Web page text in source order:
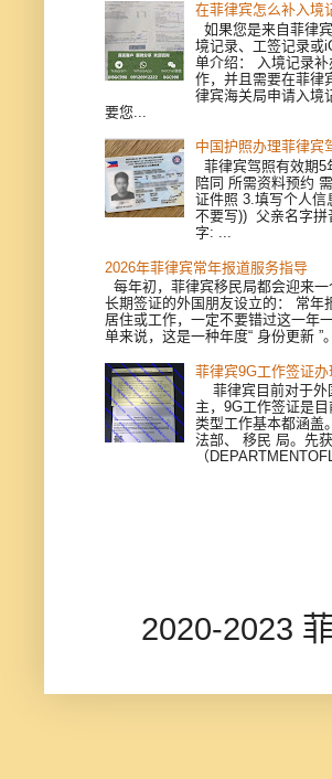
在菲律宾怎么补入境
如果您是来自菲律
境记录、工签记录或
单介绍： 入境记录
作，并且需要在菲律
律宾海关局申请入境
要您...
中国护照办理菲律宾
菲律宾驾照有效期5
陪同 所需资料预约
证件照 3.填写个人
不要写)) 父亲名字拼
字: ...
2026年菲律宾常年报道服务指导
每年初，菲律宾移民局都会迎来
长期签证的外国朋友设立的： 常年
居住或工作，一定不要错过这一年
单来说，这是一种年度“ 身份更新 ”
菲律宾9G工作签证
菲律宾目前对于外
主，9G工作签证是
类型工作基本都涵盖
法部、 移民 局。先
（
2020-2023